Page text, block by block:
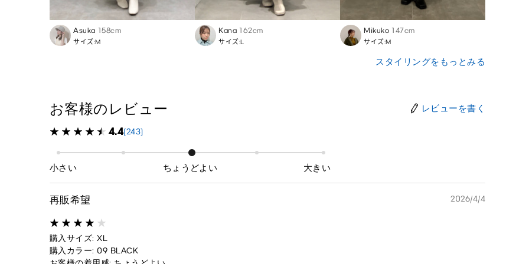
Asuka 158cm
サイズ:M
Kana 162cm
サイズ:L
Mikuko 147cm
サイズ:M
スタイリングをもっとみる
お客様のレビュー レビューを書く
4.4(243)
小さい ちょうどよい 大きい
再販希望 2026/4/4
購入サイズ: XL
購入カラー: 09 BLACK